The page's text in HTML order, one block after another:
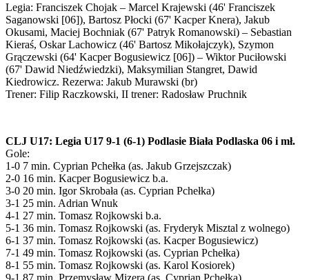
Legia: Franciszek Chojak – Marcel Krajewski (46' Franciszek
Saganowski [06]), Bartosz Płocki (67' Kacper Knera), Jakub
Okusami, Maciej Bochniak (67' Patryk Romanowski) – Sebastian
Kieraś, Oskar Lachowicz (46' Bartosz Mikołajczyk), Szymon
Grączewski (64' Kacper Bogusiewicz [06]) – Wiktor Puciłowski
(67' Dawid Niedźwiedzki), Maksymilian Stangret, Dawid
Kiedrowicz. Rezerwa: Jakub Murawski (br)
Trener: Filip Raczkowski, II trener: Radosław Pruchnik
CLJ U17: Legia U17 9-1 (6-1) Podlasie Biała Podlaska 06 i mł.
Gole:
1-0 7 min. Cyprian Pchełka (as. Jakub Grzejszczak)
2-0 16 min. Kacper Bogusiewicz b.a.
3-0 20 min. Igor Skrobała (as. Cyprian Pchełka)
3-1 25 min. Adrian Wnuk
4-1 27 min. Tomasz Rojkowski b.a.
5-1 36 min. Tomasz Rojkowski (as. Fryderyk Misztal z wolnego)
6-1 37 min. Tomasz Rojkowski (as. Kacper Bogusiewicz)
7-1 49 min. Tomasz Rojkowski (as. Cyprian Pchełka)
8-1 55 min. Tomasz Rojkowski (as. Karol Kosiorek)
9-1 87 min. Przemysław Mizera (as. Cyprian Pchełka)